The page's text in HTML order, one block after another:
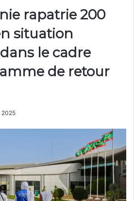
rapatrie 200
situation
le cadre
de retour
2025